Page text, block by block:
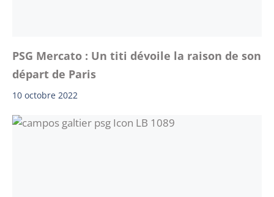
PSG Mercato : Un titi dévoile la raison de son
départ de Paris
10 octobre 2022